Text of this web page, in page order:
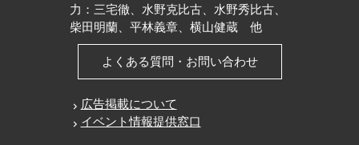
力：三宅徹、水野克比古、水野秀比古、
柴田明蘭、平林義章、横山健蔵 他
よくある質問・お問い合わせ
広告掲載について
イベント情報提供窓口